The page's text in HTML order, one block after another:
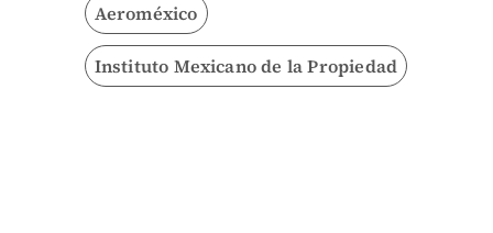
Aeroméxico
Instituto Mexicano de la Propiedad